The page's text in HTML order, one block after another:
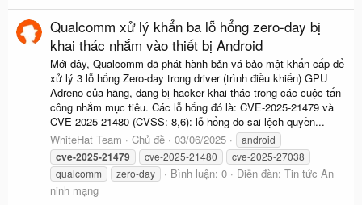
Qualcomm xử lý khẩn ba lỗ hổng zero-day bị
khai thác nhắm vào thiết bị Android
Mới đây, Qualcomm đã phát hành bản vá bảo mật khẩn cấp để
xử lý 3 lỗ hổng Zero-day trong driver (trình điều khiển) GPU
Adreno của hãng, đang bị hacker khai thác trong các cuộc tấn
công nhắm mục tiêu. Các lỗ hổng đó là: CVE-2025-21479 và
CVE-2025-21480 (CVSS: 8,6): lỗ hổng do sai lệch quyền...
WhiteHat Team
Chủ đề 03/06/2025 android
cve-2025-21479 cve-2025-21480
cve-2025-27038
qualcomm
zero-day Bình luận: 0 Diễn đàn: Tin tức An
ninh mạng